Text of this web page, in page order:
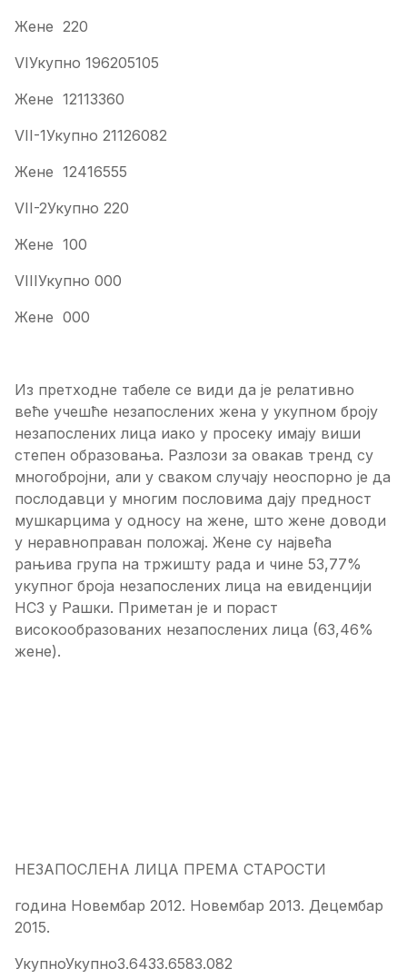
Жене 220
VIУкупно 196205105
Жене 12113360
VII-1Укупно 21126082
Жене 12416555
VII-2Укупно 220
Жене 100
VIIIУкупно 000
Жене 000
Из претходне табеле се види да је релативно
веће учешће незапослених жена у укупном броју
незапослених лица иако у просеку имају виши
степен образовања. Разлози за овакав тренд су
многобројни, али у сваком случају неоспорно је да
послодавци у многим пословима дају предност
мушкарцима у односу на жене, што жене доводи
у неравноправан положај. Жене су највећа
рањива група на тржишту рада и чине 53,77%
укупног броја незапослених лица на евиденцији
НСЗ у Рашки. Приметан је и пораст
високообразованих незапослених лица (63,46%
жене).
НЕЗАПОСЛЕНА ЛИЦА ПРЕМА СТАРОСТИ
година Новембар 2012. Новембар 2013. Децембар
2015.
УкупноУкупно3.6433.6583.082